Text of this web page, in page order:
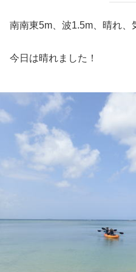
南南東5m、波1.5m、晴れ
今日は晴れました！